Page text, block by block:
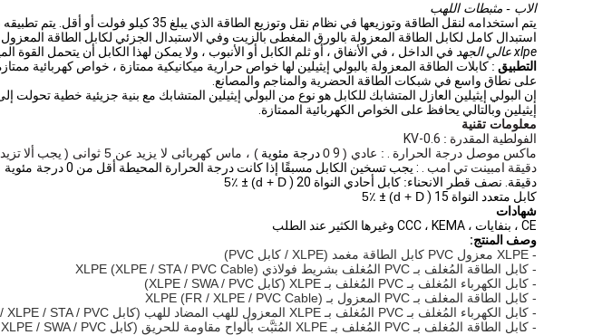
الاب - مثبطات اللهب
يتم استخدامه لنقل الطاقة وتوزيعها في نظام
استبدال كامل لكابل الطاقة المعزولة بالورق المغطى بالزيت وفي الاستبدال الجزئي لكابل الطاقة المعزول PVC. كابلات الطاقة لشبكات الطاقة ، تحت الأرض ، في الهواء الطلق وفي قنوات الكابل. يتم استخدام
xlpe عالي الجهد
في الداخل ، في الأنفاق ، أو ثلم الكابل أو الأنبوب ، ولا يمكن لهذا الكابل أن يتحمل القوة
التطبيق : كابلات الطاقة المعزولة بالبولي إيثيلين لها خواص حرارية ميكانيكية ممتازة ، خواص كهربائية
على نطاق واسع في شبكات الطاقة الحضرية والمناجم والمصانع.
إن البولي إيثيلين العازل المتشابك للكابل هو نوع من البولي إيثيلين المتشابك مع بنية جزيئية خطية تحولت
إيثيلين وبالتالي يحافظ على الخواص الكهربائية الممتازة.
معلومات تقنية
الفولطية المقدرة :
0.6-KV
ماكس موصل درجة الحرارة : عادي ( 9
0درجة مئوية ) ، ماس كهربائى لا يزيد عن 5 ثوانى ( يجب ألا
دقيقة امبينت تي امب : يجب تسخين الكابل مسبقًا إذا كانت درجة الحرارة المحيطة أقل من 0
درجة مئوية
دقيقة. نصف قطر الانحناء: كابل أحادي النواة 20 (
d + D)
± 5٪
كابل متعدد النواة 15
(
d + D)
± 5٪
شهادات
CE ، بنفايات ، CCC ، KEMA وغيرها الكثير عند الطلب
وصف المنتج:
- XLPE معزول PVC كابل الطاقة مغمد (XLPE / كابل PVC)
- كابل الطاقة المُغلف بـ PVC المُغلف بشريط فولاذي XLPE (XLPE / STA / PVC Cable)
- كابل الكهرباء المُغلف بـ PVC المُغلف بـ XLPE (كابل XLPE / SWA / PVC)
- كابل الطاقة المغلف بـ PVC المعزول بـ XLPE (FR / XLPE / PVC Cable)
- كابل الكهرباء المُغلف بـ PVC المُغلف بـ XLPE المعزول للهب المضاد للهب (كابل FR / XLPE / STA / PVC)
- كابل الطاقة المُغلف بـ PVC المُغلف بـ XLPE المُثبَّت بألواح مقاومة للحريق (كابل FR / XLPE / SWA / PVC)